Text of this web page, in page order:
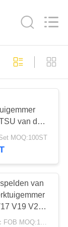
van de
de
voor
MOQ:100ST
van
V19 V20
V51 V61
USD0.5-30/pc FOB MOQ:100 sets